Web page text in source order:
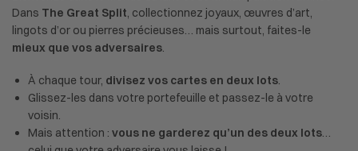
Dans The Great Split, collectionnez joyaux, œuvres d’art,
lingots d’or ou pierres précieuses… mais surtout, faites-le
mieux que vos adversaires.
À chaque tour, divisez vos cartes en deux lots.
Glissez-les dans votre portefeuille et passez-le à votre
voisin.
Mais attention : vous ne garderez qu’un des deux lots…